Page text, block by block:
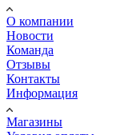
О компании
Новости
Команда
Отзывы
Контакты
Информация
Магазины